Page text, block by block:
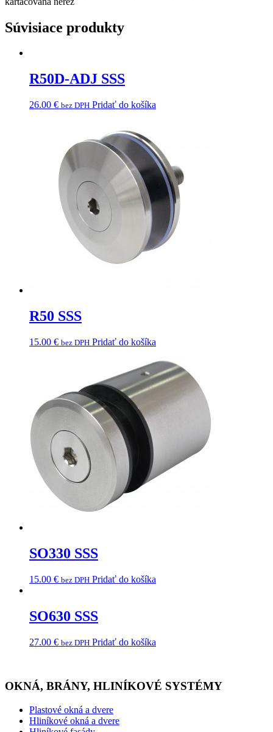
Súvisiace produkty
R50D-ADJ SSS
26.00 € bez DPH Pridať do košíka
R50 SSS
15.00 € bez DPH Pridať do košíka
SO330 SSS
15.00 € bez DPH Pridať do košíka
SO630 SSS
27.00 € bez DPH Pridať do košíka
OKNÁ, BRÁNY, HLINÍKOVÉ SYSTÉMY
Plastové okná a dvere
Hliníkové okná a dvere